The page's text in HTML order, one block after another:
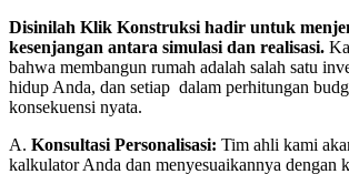
Disinilah Klik Konstruksi hadir untuk
kesenjangan antara simulasi dan realisasi.
bahwa membangun rumah adalah salah satu
hidup Anda, dan setiap dalam perhitungan
konsekuensi nyata.
A. Konsultasi Personalisasi: Tim ahli kami
kalkulator Anda dan menyesuaikannya dengan